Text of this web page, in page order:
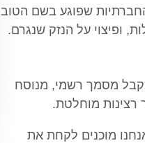
שפוגע בשם הטוב
ופיצוי על הנזק שנגרם.
מסמך רשמי, מנוסח
רצינות מוחלטת.
מוכנים לקחת את